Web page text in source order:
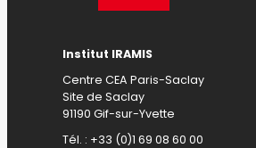
Institut IRAMIS
Centre CEA Paris-Saclay
Site de Saclay
91190 Gif-sur-Yvette
Tél. : +33 (0)1 69 08 60 00